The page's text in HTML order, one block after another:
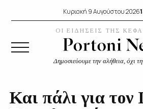
Κυριακή 9 Αυγούστου 2026
ΟΙ ΕΙΔΗΣΕΙΣ ΤΗΣ
Δημοσιεύουμε την αλήθεια, όχι
Και πάλι για τον